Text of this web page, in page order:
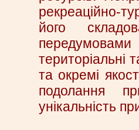
рекреаційно-
його
територіальні
та окремі
подолання
унікальність